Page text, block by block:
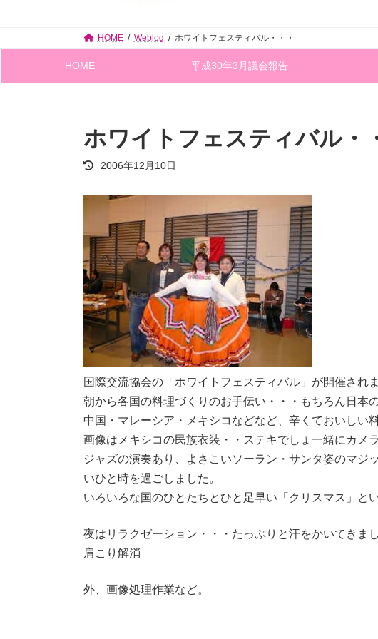
HOME Weblog ホワイトフェスティバル・・・
HOME 平成30年3月議会報告
ホワイトフェスティバル・
最
新
時
:
2006年12月10日
国際交流協会の「ホワイトフェスティバル」が開催されま
朝から各国の料理づくりのお手伝い・・・もちろん日本
中国・マレーシア・メキシコなどなど、辛くておいしい
画像はメキシコの民族衣装・・ステキでしょ一緒にカメ
ジャズの演奏あり、よさこいソーラン・サンタ姿のマジ
いひと時を過ごしました。
いろいろな国のひとたちとひと足早い「クリスマス」と
夜はリラクゼーション・・・たっぷりと汗をかいてきま
肩こり解消
外、画像処理作業など。